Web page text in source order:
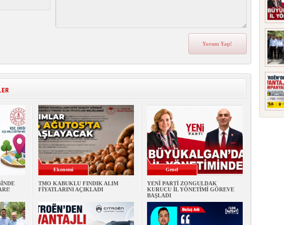
Ekonomi
TMO KABUKLU FINDIK ALIM
FİYATLARINI AÇIKLADI
Genel
YENİ PARTİ ZONGULDAK
KURUCU İL YÖNETİMİ GÖREVE
BAŞLADI